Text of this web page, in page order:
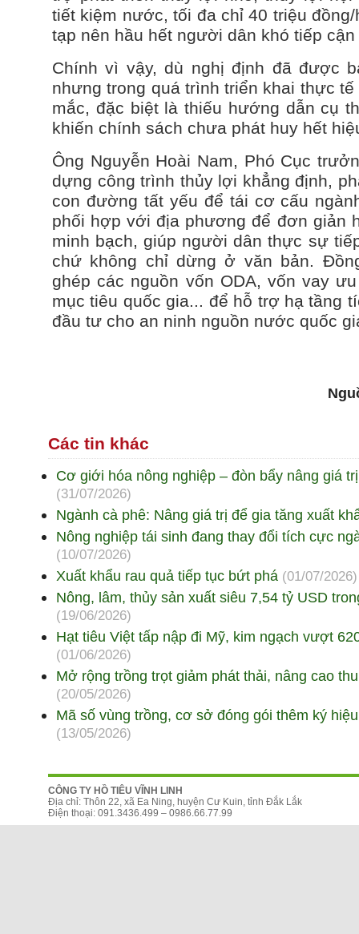
tiết kiệm nước, tối đa chỉ 40 triệu
tạp nên hầu hết người dân khó tiếp
Chính vì vậy, dù nghị định đã được
nhưng trong quá trình triển khai thực
mắc, đặc biệt là thiếu hướng dẫn cụ
khiến chính sách chưa phát huy hết
Ông Nguyễn Hoài Nam, Phó Cục
dựng công trình thủy lợi khẳng định,
con đường tất yếu để tái cơ cấu
phối hợp với địa phương để đơn giản
minh bạch, giúp người dân thực sự
chứ không chỉ dừng ở văn bản.
ghép các nguồn vốn ODA, vốn vay
mục tiêu quốc gia... để hỗ trợ hạ tầng
đầu tư cho an ninh nguồn nước quốc
Các tin khác
Cơ giới hóa nông nghiệp – đòn bẩy nâng giá
(31/07/2026)
Ngành cà phê: Nâng giá trị để gia tăng xuất
Nông nghiệp tái sinh đang thay đổi tích cực
(10/07/2026)
Xuất khẩu rau quả tiếp tục bứt phá (01/07/2026)
Nông, lâm, thủy sản xuất siêu 7,54 tỷ USD
(19/06/2026)
Hạt tiêu Việt tấp nập đi Mỹ, kim ngạch vượt
(01/06/2026)
Mở rộng trồng trọt giảm phát thải, nâng cao
(20/05/2026)
Mã số vùng trồng, cơ sở đóng gói thêm ký
(13/05/2026)
CÔNG TY HỒ TIÊU VĨNH LINH
Địa chỉ: Thôn 22, xã Ea Ning, huyện Cư Kuin, tỉnh Đắk Lắk
Điện thoại: 091.3436.499 – 0986.66.77.99